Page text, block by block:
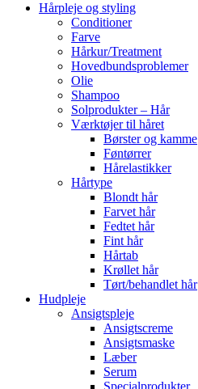
Hårpleje og styling
Conditioner
Farve
Hårkur/Treatment
Hovedbundsproblemer
Olie
Shampoo
Solprodukter – Hår
Værktøjer til håret
Børster og kamme
Føntørrer
Hårelastikker
Hårtype
Blondt hår
Farvet hår
Fedtet hår
Fint hår
Hårtab
Krøllet hår
Tørt/behandlet hår
Hudpleje
Ansigtspleje
Ansigtscreme
Ansigtsmaske
Læber
Serum
Specialprodukter